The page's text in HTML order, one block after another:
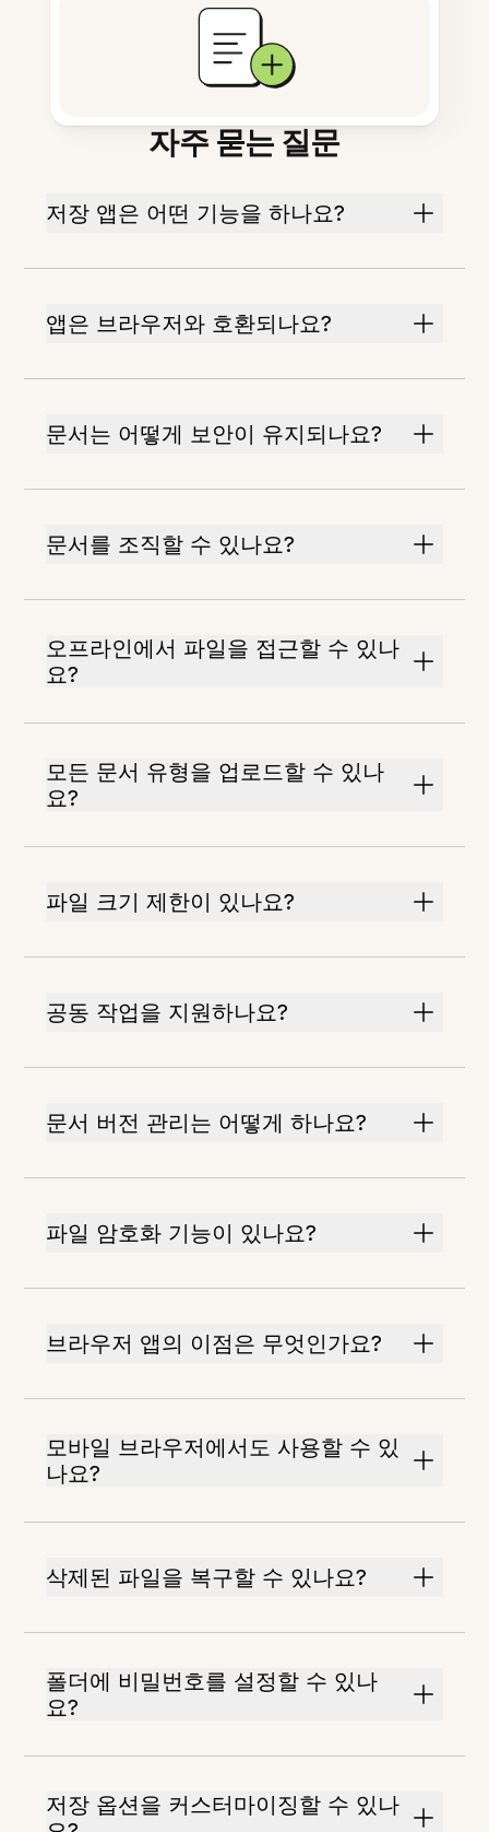
자주 묻는 질문
저장 앱은 어떤 기능을 하나요?
앱은 브라우저와 호환되나요?
문서는 어떻게 보안이 유지되나요?
문서를 조직할 수 있나요?
오프라인에서 파일을 접근할 수 있나
요?
모든 문서 유형을 업로드할 수 있나
요?
파일 크기 제한이 있나요?
공동 작업을 지원하나요?
문서 버전 관리는 어떻게 하나요?
파일 암호화 기능이 있나요?
브라우저 앱의 이점은 무엇인가요?
모바일 브라우저에서도 사용할 수 있
나요?
삭제된 파일을 복구할 수 있나요?
폴더에 비밀번호를 설정할 수 있나
요?
저장 옵션을 커스터마이징할 수 있나